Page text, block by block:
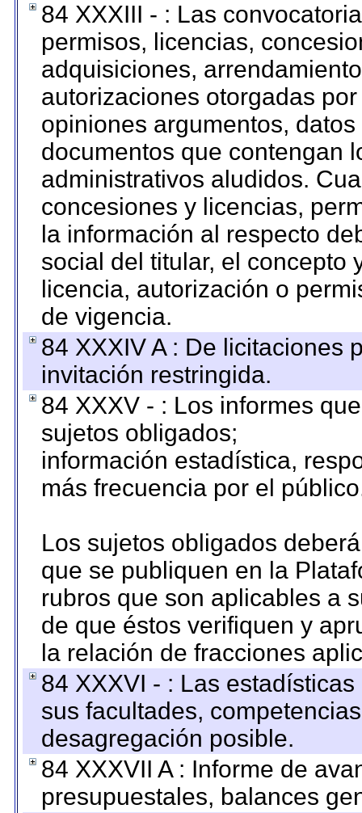
84 XXXIII - : Las
permisos, licencias,
adquisiciones,
autorizaciones otorgadas
opiniones argumentos,
documentos que contengan
administrativos aludidos.
concesiones y licencias,
la información al respecto
social del titular, el concepto
licencia, autorización o
de vigencia.
84 XXXIV A : De licitaciones
invitación restringida.
84 XXXV - : Los informes
sujetos obligados;
información estadística,
más frecuencia por el
Los sujetos obligados
que se publiquen en la
rubros que son aplicables a
de que éstos verifiquen y
la relación de fracciones
84 XXXVI - : Las
sus facultades,
desagregación posible.
84 XXXVII A : Informe de
presupuestales, balances